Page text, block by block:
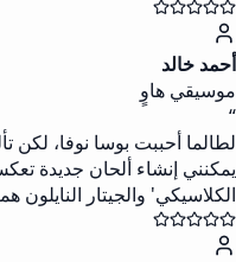
أحمد خالد
موسيقي هاوٍ
“
يمكنني إنشاء ألحان جديدة
الكلاسيكي' والجيتار النايلون